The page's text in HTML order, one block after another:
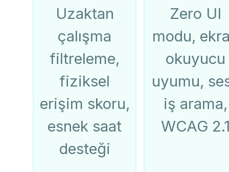
Uzaktan
çalışma
filtreleme,
fiziksel
erişim skoru,
esnek saat
desteği
Zero UI
modu,
okuyucu
uyumu,
iş arama,
WCAG